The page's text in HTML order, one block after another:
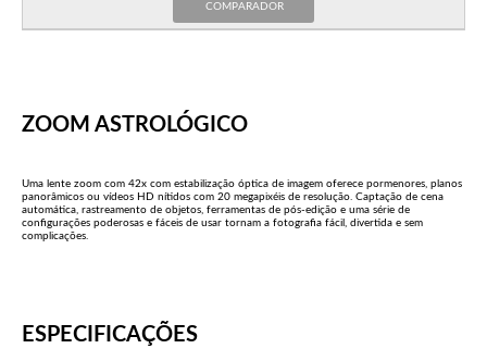
COMPARADOR
ZOOM ASTROLÓGICO
Uma lente zoom com 42x com estabilização óptica de imagem oferece pormenores, planos
panorâmicos ou vídeos HD nítidos com 20 megapixéis de resolução. Captação de cena
automática, rastreamento de objetos, ferramentas de pós-edição e uma série de
configurações poderosas e fáceis de usar tornam a fotografia fácil, divertida e sem
complicações.
ESPECIFICAÇÕES